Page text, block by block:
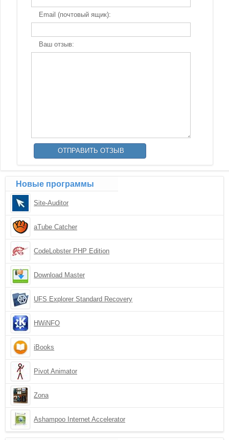
Email (почтовый ящик):
Ваш отзыв:
Новые программы
Site-Auditor
aTube Catcher
CodeLobster PHP Edition
Download Master
UFS Explorer Standard Recovery
HWiNFO
iBooks
Pivot Animator
Zona
Ashampoo Internet Accelerator